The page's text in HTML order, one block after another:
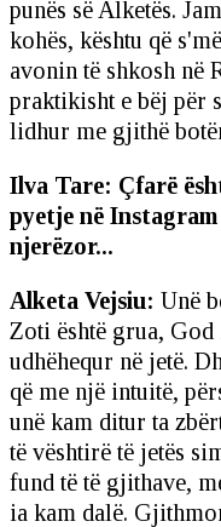
punës së Alketës.
kohës, kështu që
avonin të shkosh në
praktikisht e bëj për
lidhur me gjithë
Ilva Tare: Çfarë
pyetje në
njerëzor...
Alketa Vejsiu: Unë
Zoti është grua, God
udhëhequr në jetë.
që me një intuitë,
unë kam ditur ta
të vështirë të jetës
fund të të gjithave,
ia kam dalë.